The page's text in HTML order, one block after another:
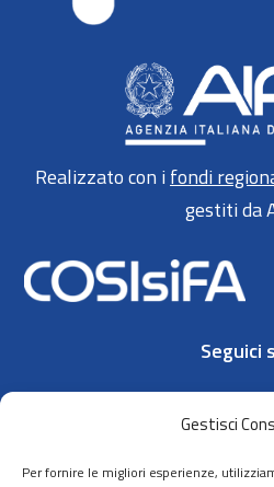
Gestisci
Per fornire le migliori esperienze,
Realizzato con ifondi
gestiti da
Seguici